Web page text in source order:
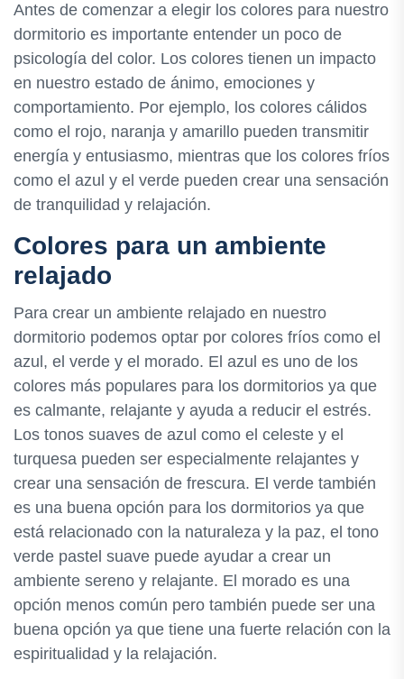
Antes de comenzar a elegir los colores para nuestro
dormitorio es importante entender un poco de
psicología del color. Los colores tienen un impacto
en nuestro estado de ánimo, emociones y
comportamiento. Por ejemplo, los colores cálidos
como el rojo, naranja y amarillo pueden transmitir
energía y entusiasmo, mientras que los colores fríos
como el azul y el verde pueden crear una sensación
de tranquilidad y relajación.
Colores para un ambiente
relajado
Para crear un ambiente relajado en nuestro
dormitorio podemos optar por colores fríos como el
azul, el verde y el morado. El azul es uno de los
colores más populares para los dormitorios ya que
es calmante, relajante y ayuda a reducir el estrés.
Los tonos suaves de azul como el celeste y el
turquesa pueden ser especialmente relajantes y
crear una sensación de frescura. El verde también
es una buena opción para los dormitorios ya que
está relacionado con la naturaleza y la paz, el tono
verde pastel suave puede ayudar a crear un
ambiente sereno y relajante. El morado es una
opción menos común pero también puede ser una
buena opción ya que tiene una fuerte relación con la
espiritualidad y la relajación.